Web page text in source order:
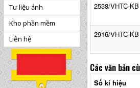
2538/VHTC-KB
2916/VHTC-KB
Các văn bản
Số kí hiệu
Tư liệu ảnh
Kho phần mềm
Liên hệ